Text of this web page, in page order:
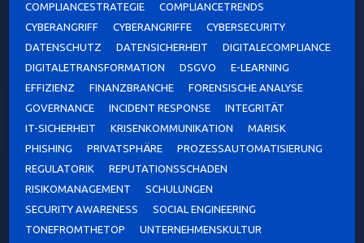
COMPLIANCESTRATEGIE
COMPLIANCETRENDS
CYBERANGRIFF
CYBERANGRIFFE
CYBERSECURITY
DATENSCHUTZ
DATENSICHERHEIT
DIGITALECOMPLIANCE
DIGITALETRANSFORMATION
DSGVO
E-LEARNING
EFFIZIENZ
FINANZBRANCHE
FORENSISCHE ANALYSE
GOVERNANCE
INCIDENT RESPONSE
INTEGRITÄT
IT-SICHERHEIT
KRISENKOMMUNIKATION
MARISK
PHISHING
PRIVATSPHÄRE
PROZESSAUTOMATISIERUNG
REGULATORIK
REPUTATIONSSCHADEN
RISIKOMANAGEMENT
SCHULUNGEN
SECURITY AWARENESS
SOCIAL ENGINEERING
TONEFROMTHETOP
UNTERNEHMENSKULTUR